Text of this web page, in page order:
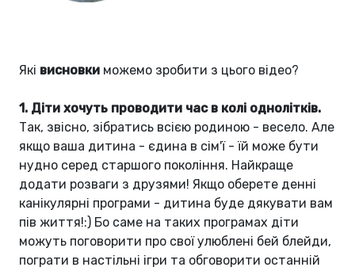
Які висновки можемо зробити з цього відео?
1. Діти хочуть проводити час в колі однолітків.
Так, звісно, зібратись всією родиною - весело. Але
якщо ваша дитина - єдина в сім'ї - їй може бути
нудно серед старшого покоління. Найкраще
додати розваги з друзями! Якщо оберете денні
канікулярні програми - дитина буде дякувати вам
пів життя!:) Бо саме на таких програмах діти
можуть поговорити про свої улюблені бей блейди,
пограти в настільні ігри та обговорити останній